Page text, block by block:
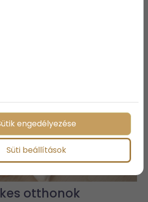
otthonok
engedélyezése
Süti beállítások